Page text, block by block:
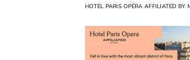
HOTEL PARIS OPÉRA AFFILIATED BY